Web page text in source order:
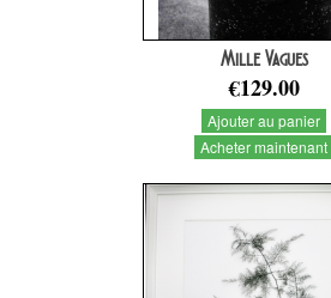
Mille Vagues
€129.00
Ajouter au panier
Acheter maintenant